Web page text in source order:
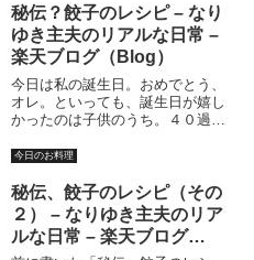
もあるだろうが、サッカー韓国代
表と日本代表の体格差を見れば、
やは...
秘伝？餃子のレシピ – なり
ゆき主夫のリアルな日常 –
楽天ブログ（Blog）
今日は私の誕生日。おめでとう、
オレ。といっても、誕生日が嬉し
かったのは子供のうち。４０過ぎ
れほど嬉しいわけじゃない。た
れている。親とすれば、「この子
はなんてやさしい子なの？」と感
涙...
今日のお料理
秘伝、餃子のレシピ（その
２） – なりゆき主夫のリア
ルな日常 – 楽天ブログ